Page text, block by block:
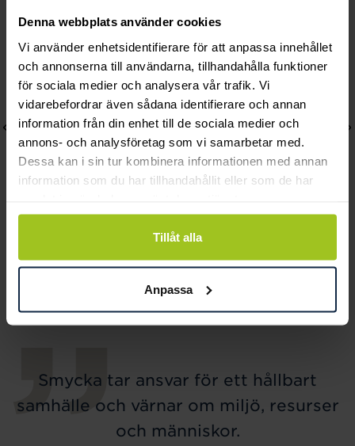
Denna webbplats använder cookies
Vi använder enhetsidentifierare för att anpassa innehållet
och annonserna till användarna, tillhandahålla funktioner
för sociala medier och analysera vår trafik. Vi
vidarebefordrar även sådana identifierare och annan
information från din enhet till de sociala medier och
annons- och analysföretag som vi samarbetar med.
Dessa kan i sin tur kombinera informationen med annan
information som du har tillhandahållit eller som de har
Tillåt alla
Anpassa
Campus
Gant
Graduate
Smycka tar ansvar för ett hållbart
samhälle och värnar om miljö, resurser
och människor.